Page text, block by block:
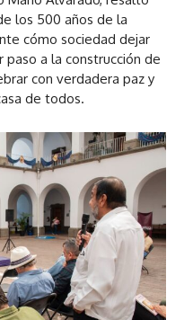
los 500 años de la
cómo sociedad dejar
paso a la construcción de
con verdadera paz y
de todos.